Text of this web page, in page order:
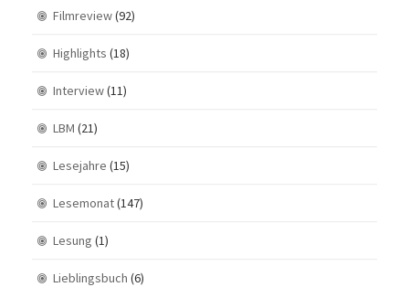
Filmreview(92)
Highlights (18)
Interview(11)
LBM (21)
Lesejahre (15)
Lesemonat(147)
Lesung (1)
Lieblingsbuch (6)